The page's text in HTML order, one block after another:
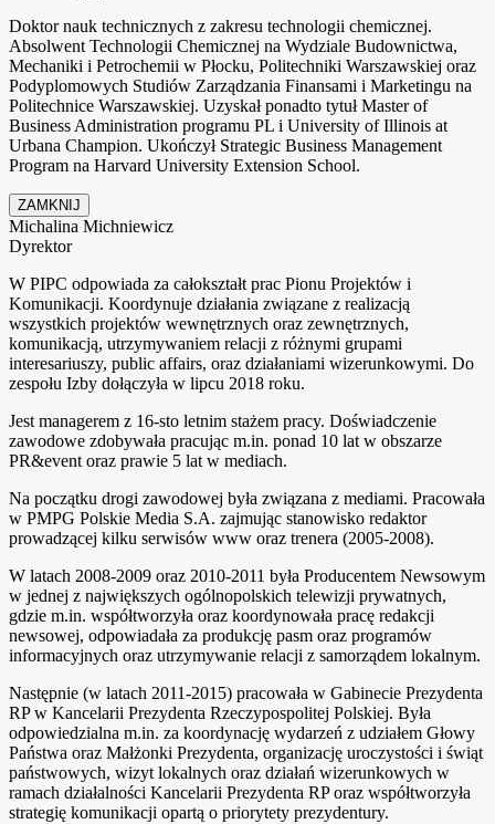
Doktor nauk technicznych z zakresu technologii chemicznej.
Absolwent Technologii Chemicznej na Wydziale Budownictwa,
Mechaniki i Petrochemii w Płocku, Politechniki Warszawskiej oraz
Podyplomowych Studiów Zarządzania Finansami i Marketingu na
Politechnice Warszawskiej. Uzyskał ponadto tytuł Master of
Business Administration programu PL i University of Illinois at
Urbana Champion. Ukończył Strategic Business Management
Program na Harvard University Extension School.
ZAMKNIJ
Michalina Michniewicz
Dyrektor
W PIPC odpowiada za całokształt prac Pionu Projektów i
Komunikacji. Koordynuje działania związane z realizacją
wszystkich projektów wewnętrznych oraz zewnętrznych,
komunikacją, utrzymywaniem relacji z różnymi grupami
interesariuszy, public affairs, oraz działaniami wizerunkowymi. Do
zespołu Izby dołączyła w lipcu 2018 roku.
Jest managerem z 16-sto letnim stażem pracy. Doświadczenie
zawodowe zdobywała pracując m.in. ponad 10 lat w obszarze
PR&event oraz prawie 5 lat w mediach.
Na początku drogi zawodowej była związana z mediami. Pracowała
w PMPG Polskie Media S.A. zajmując stanowisko redaktor
prowadzącej kilku serwisów www oraz trenera (2005-2008).
W latach 2008-2009 oraz 2010-2011 była Producentem Newsowym
w jednej z największych ogólnopolskich telewizji prywatnych,
gdzie m.in. współtworzyła oraz koordynowała pracę redakcji
newsowej, odpowiadała za produkcję pasm oraz programów
informacyjnych oraz utrzymywanie relacji z samorządem lokalnym.
Następnie (w latach 2011-2015) pracowała w Gabinecie Prezydenta
RP w Kancelarii Prezydenta Rzeczypospolitej Polskiej. Była
odpowiedzialna m.in. za koordynację wydarzeń z udziałem Głowy
Państwa oraz Małżonki Prezydenta, organizację uroczystości i świąt
państwowych, wizyt lokalnych oraz działań wizerunkowych w
ramach działalności Kancelarii Prezydenta RP oraz współtworzyła
strategię komunikacji opartą o priorytety prezydentury.